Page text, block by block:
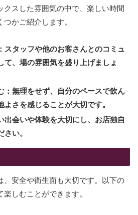
クスした雰囲気の中で、楽しい時間
かご紹介します。
スタッフや他のお客さんとのコミュ
て、場の雰囲気を盛り上げましょ
：無理をせず、自分のペースで飲ん
さを感じることが大切です。
出会いや体験を大切にし、お店独自
い。
、安全や衛生面も大切です。以下の
しむことができます。